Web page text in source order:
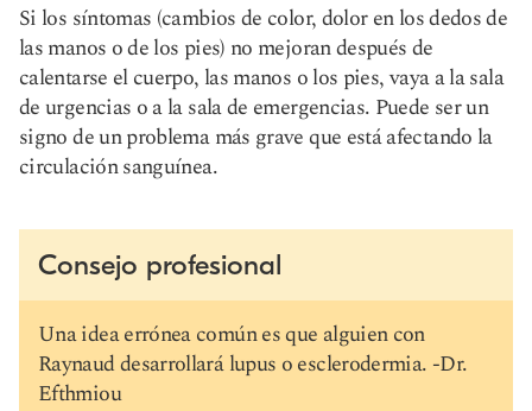
Si los síntomas (cambios de color, dolor en los dedos de
las manos o de los pies) no mejoran después de
calentarse el cuerpo, las manos o los pies, vaya a la sala
de urgencias o a la sala de emergencias. Puede ser un
signo de un problema más grave que está afectando la
circulación sanguínea.
Consejo profesional
Una idea errónea común es que alguien con
Raynaud desarrollará lupus o esclerodermia. -Dr.
Efthmiou